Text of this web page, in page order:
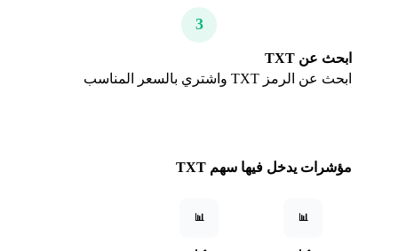
3
ابحث عن TXT
ابحث عن الرمز TXT واشتري بالسعر المناسب
مؤشرات يدخل فيها سهم TXT
📊
📊